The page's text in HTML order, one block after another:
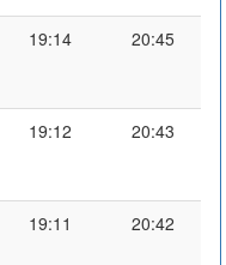
19:14 20:45
19:12 20:43
19:11 20:42